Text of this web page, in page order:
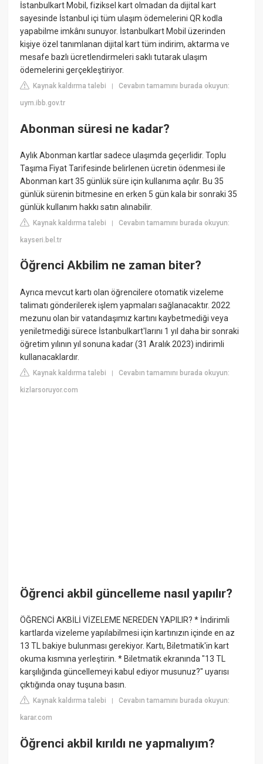
İstanbulkart Mobil, fiziksel kart olmadan da dijital kart
sayesinde İstanbul içi tüm ulaşım ödemelerini QR kodla
yapabilme imkânı sunuyor. İstanbulkart Mobil üzerinden
kişiye özel tanımlanan dijital kart tüm indirim, aktarma ve
mesafe bazlı ücretlendirmeleri saklı tutarak ulaşım
ödemelerini gerçekleştiriyor.
Kaynak kaldırma talebi |Cevabın tamamını burada okuyun:
uym.ibb.gov.tr
Abonman süresi ne kadar?
Aylık Abonman kartlar sadece ulaşımda geçerlidir. Toplu
Taşıma Fiyat Tarifesinde belirlenen ücretin ödenmesi ile
Abonman kart 35 günlük süre için kullanıma açılır. Bu 35
günlük sürenin bitmesine en erken 5 gün kala bir sonraki 35
günlük kullanım hakkı satın alınabilir.
Kaynak kaldırma talebi |Cevabın tamamını burada okuyun:
kayseri.bel.tr
Öğrenci Akbilim ne zaman biter?
Ayrıca mevcut kartı olan öğrencilere otomatik vizeleme
talimatı gönderilerek işlem yapmaları sağlanacaktır. 2022
mezunu olan bir vatandaşımız kartını kaybetmediği veya
yeniletmediği sürece İstanbulkart'larını 1 yıl daha bir sonraki
öğretim yılının yıl sonuna kadar (31 Aralık 2023) indirimli
kullanacaklardır.
Kaynak kaldırma talebi |Cevabın tamamını burada okuyun:
kizlarsoruyor.com
Öğrenci akbil güncelleme nasıl yapılır?
ÖĞRENCİ AKBİLİ VİZELEME NEREDEN YAPILIR? * İndirimli
kartlarda vizeleme yapılabilmesi için kartınızın içinde en az
13 TL bakiye bulunması gerekiyor. Kartı, Biletmatik'in kart
okuma kısmına yerleştirin. * Biletmatik ekranında "13 TL
karşılığında güncellemeyi kabul ediyor musunuz?" uyarısı
çıktığında onay tuşuna basın.
Kaynak kaldırma talebi |Cevabın tamamını burada okuyun:
karar.com
Öğrenci akbil kırıldı ne yapmalıyım?